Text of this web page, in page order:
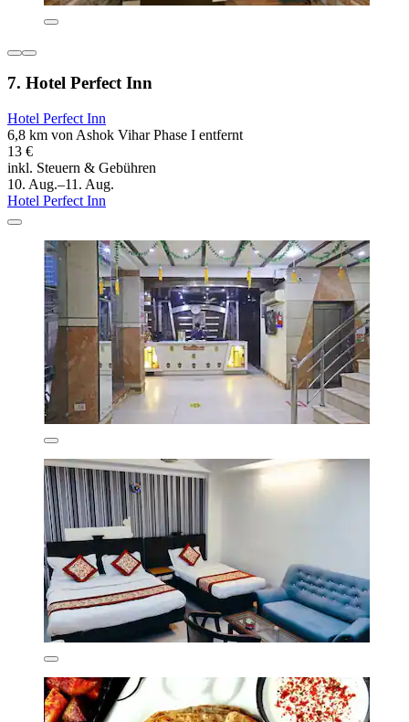
7. Hotel Perfect Inn
Hotel Perfect Inn
6,8 km von Ashok Vihar Phase I entfernt
13 €
inkl. Steuern & Gebühren
10. Aug.–11. Aug.
Hotel Perfect Inn